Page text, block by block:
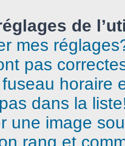
de
mes
pas
horaire
dans la
une image
rang et